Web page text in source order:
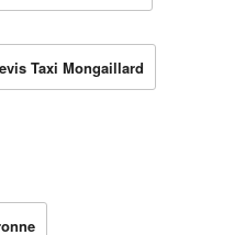
Taxi Mongaillard